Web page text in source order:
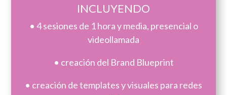
INCLUYENDO
• 4 sesiones de 1 hora y media, presencial o
videollamada
• creación del Brand Blueprint
• creación de templates y visuales para redes